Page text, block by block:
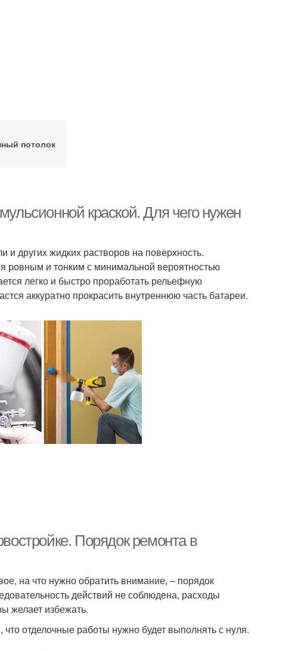
потолок
краской. Для чего нужен
и других жидких растворов на поверхность.
ровным и тонким с минимальной вероятностью
легко и быстро проработать рельефную
аккуратно прокрасить внутреннюю часть батареи.
Порядок ремонта в
на что нужно обратить внимание, – порядок
действий не соблюдена, расходы
желает избежать.
отделочные работы нужно будет выполнять с нуля.